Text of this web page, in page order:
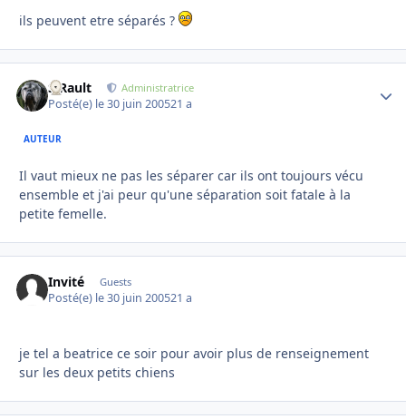
ils peuvent etre séparés ?
S.Rault Administratrice
Posté(e) le 30 juin 200521 a
AUTEUR
Il vaut mieux ne pas les séparer car ils ont toujours vécu
ensemble et j'ai peur qu'une séparation soit fatale à la
petite femelle.
Invité Guests
Posté(e) le 30 juin 200521 a
je tel a beatrice ce soir pour avoir plus de renseignement
sur les deux petits chiens